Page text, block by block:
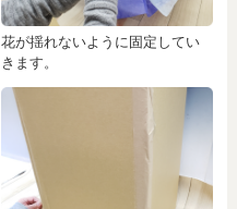
花が揺れないように固定してい
きます。